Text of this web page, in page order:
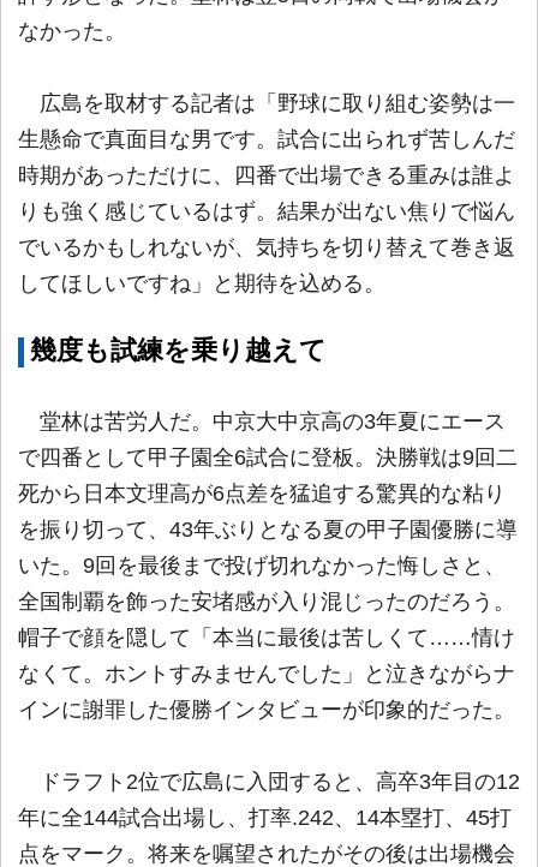
なかった。
広島を取材する記者は「野球に取り組む姿勢は一
生懸命で真面目な男です。試合に出られず苦しんだ
時期があっただけに、四番で出場できる重みは誰よ
りも強く感じているはず。結果が出ない焦りで悩ん
でいるかもしれないが、気持ちを切り替えて巻き返
してほしいですね」と期待を込める。
幾度も試練を乗り越えて
堂林は苦労人だ。中京大中京高の3年夏にエース
で四番として甲子園全6試合に登板。決勝戦は9回二
死から日本文理高が6点差を猛追する驚異的な粘り
を振り切って、43年ぶりとなる夏の甲子園優勝に導
いた。9回を最後まで投げ切れなかった悔しさと、
全国制覇を飾った安堵感が入り混じったのだろう。
帽子で顔を隠して「本当に最後は苦しくて……情け
なくて。ホントすみませんでした」と泣きながらナ
インに謝罪した優勝インタビューが印象的だった。
ドラフト2位で広島に入団すると、高卒3年目の12
年に全144試合出場し、打率.242、14本塁打、45打
点をマーク。将来を嘱望されたがその後は出場機会